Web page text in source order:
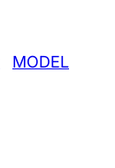
MODEL